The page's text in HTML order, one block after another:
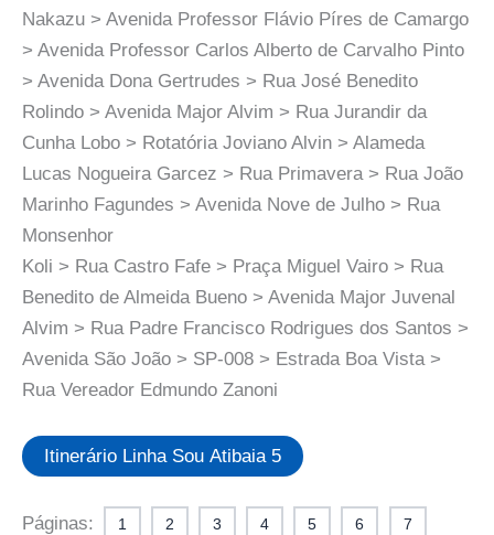
Nakazu > Avenida Professor Flávio Píres de Camargo
> Avenida Professor Carlos Alberto de Carvalho Pinto
> Avenida Dona Gertrudes > Rua José Benedito
Rolindo > Avenida Major Alvim > Rua Jurandir da
Cunha Lobo > Rotatória Joviano Alvin > Alameda
Lucas Nogueira Garcez > Rua Primavera > Rua João
Marinho Fagundes > Avenida Nove de Julho > Rua
Monsenhor
Koli > Rua Castro Fafe > Praça Miguel Vairo > Rua
Benedito de Almeida Bueno > Avenida Major Juvenal
Alvim > Rua Padre Francisco Rodrigues dos Santos >
Avenida São João > SP-008 > Estrada Boa Vista >
Rua Vereador Edmundo Zanoni
Itinerário Linha Sou Atibaia 5
Páginas: 1 2 3 4 5 6 7